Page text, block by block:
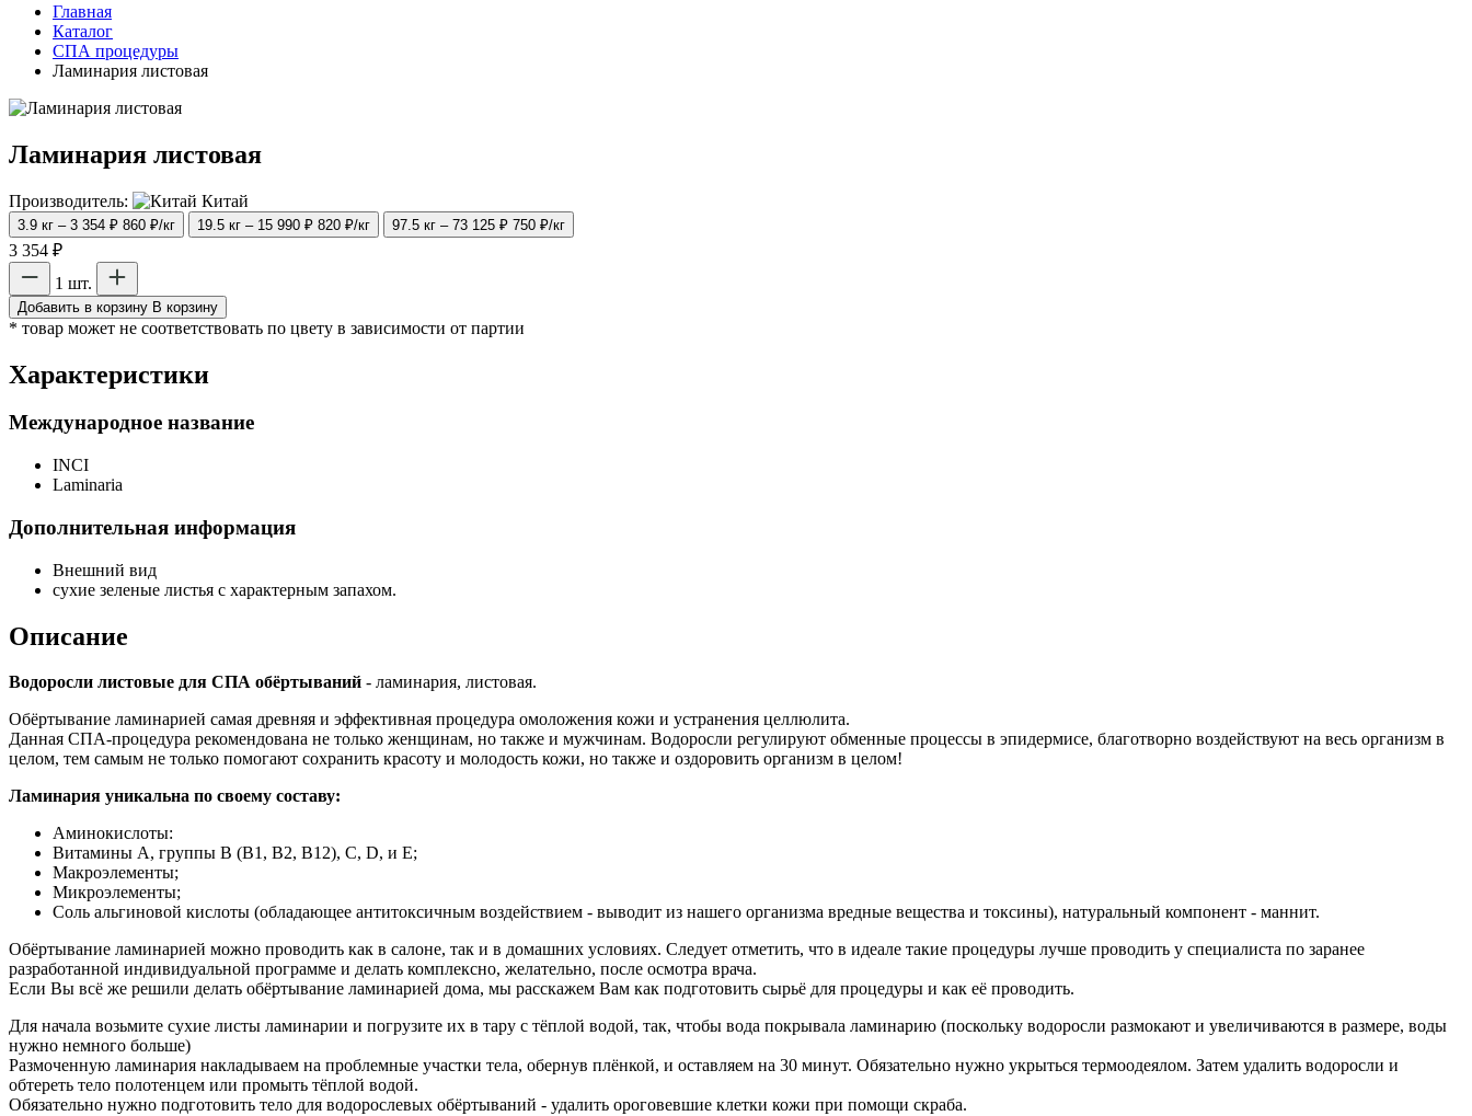
Главная
Каталог
СПА процедуры
Ламинария листовая
Ламинария листовая
Производитель: Китай
3.9 кг – 3 354 ₽ 860 ₽/кг 19.5 кг – 15 990 ₽ 820 ₽/кг 97.5 кг – 73 125 ₽ 750 ₽/кг
3 354 ₽
1 шт.
Добавить в корзину В корзину
* товар может не соответствовать по цвету в зависимости от партии
Характеристики
Международное название
INCI
Laminaria
Дополнительная информация
Внешний вид
сухие зеленые листья с характерным запахом.
Описание
Водоросли листовые для СПА обёртываний - ламинария, листовая.
Обёртывание ламинарией самая древняя и эффективная процедура омоложения кожи и устранения целлюлита.
Данная СПА-процедура рекомендована не только женщинам, но также и мужчинам. Водоросли регулируют обменные процессы в эпидермисе, благотворно воздействуют на весь организм в
целом, тем самым не только помогают сохранить красоту и молодость кожи, но также и оздоровить организм в целом!
Ламинария уникальна по своему составу:
Аминокислоты:
Витамины А, группы В (В1, В2, В12), С, D, и Е;
Макроэлементы;
Микроэлементы;
Соль альгиновой кислоты (обладающее антитоксичным воздействием - выводит из нашего организма вредные вещества и токсины), натуральный компонент - маннит.
Обёртывание ламинарией можно проводить как в салоне, так и в домашних условиях. Следует отметить, что в идеале такие процедуры лучше проводить у специалиста по заранее
разработанной индивидуальной программе и делать комплексно, желательно, после осмотра врача.
Если Вы всё же решили делать обёртывание ламинарией дома, мы расскажем Вам как подготовить сырьё для процедуры и как её проводить.
Для начала возьмите сухие листы ламинарии и погрузите их в тару с тёплой водой, так, чтобы вода покрывала ламинарию (поскольку водоросли размокают и увеличиваются в размере, воды
нужно немного больше)
Размоченную ламинария накладываем на проблемные участки тела, обернув плёнкой, и оставляем на 30 минут. Обязательно нужно укрыться термоодеялом. Затем удалить водоросли и
обтереть тело полотенцем или промыть тёплой водой.
Обязательно нужно подготовить тело для водорослевых обёртываний - удалить ороговевшие клетки кожи при помощи скраба.